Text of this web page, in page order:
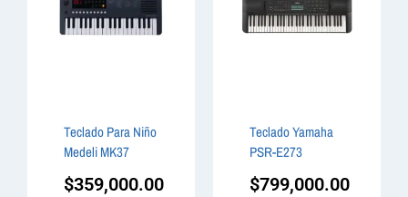
Teclado Para Niño
Medeli MK37
$359,000.00
Teclado Yamaha
PSR-E273
$799,000.00